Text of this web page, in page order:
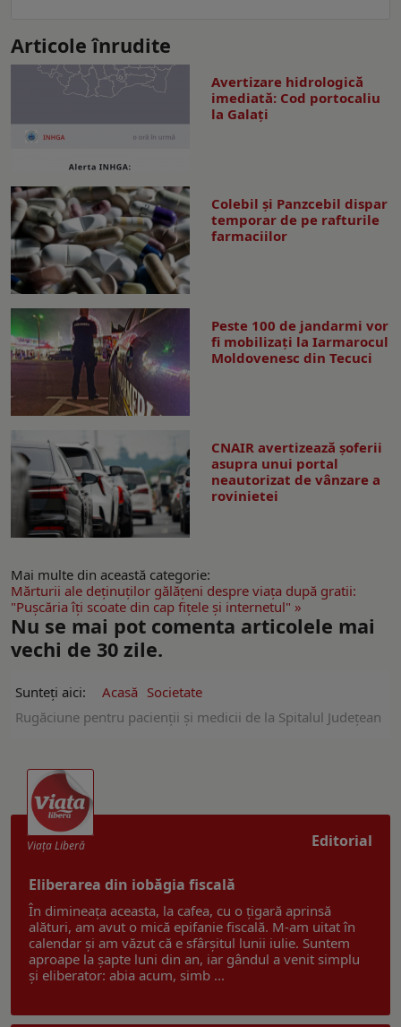
Articole înrudite
Avertizare hidrologică
imediată: Cod portocaliu
la Galaţi
Colebil și Panzcebil dispar
temporar de pe rafturile
farmaciilor
Peste 100 de jandarmi vor
fi mobilizați la Iarmarocul
Moldovenesc din Tecuci
CNAIR avertizează șoferii
asupra unui portal
neautorizat de vânzare a
rovinietei
Mai multe din această categorie:
Mărturii ale deţinuţilor gălăţeni despre viaţa după gratii:
"Puşcăria îţi scoate din cap fiţele şi internetul" »
Nu se mai pot comenta articolele mai
vechi de 30 zile.
Sunteți aici: Acasă Societate
Rugăciune pentru pacienții și medicii de la Spitalul Județean
Editorial
Viaţa Liberă
Eliberarea din iobăgia fiscală
În dimineața aceasta, la cafea, cu o țigară aprinsă
alături, am avut o mică epifanie fiscală. M-am uitat în
calendar și am văzut că e sfârșitul lunii iulie. Suntem
aproape la șapte luni din an, iar gândul a venit simplu
și eliberator: abia acum, simb ...